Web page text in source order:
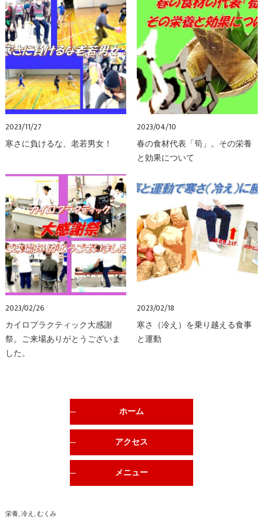
2023/11/27
寒さに負けるな、老若男女！
2023/04/10
春の食材代表「筍」。その栄養
と効果について
2023/02/26
カイロプラクティック大感謝
祭。ご来場ありがとうございま
した。
2023/02/18
寒さ（冷え）を乗り越える食事
と運動
ホーム
アクセス
メニュー
栄養 冷え むくみ